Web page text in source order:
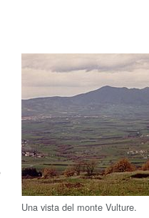
Una vista del monte Vulture.